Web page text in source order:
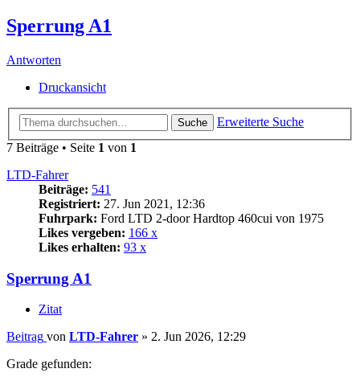
Sperrung A1
Antworten
Druckansicht
Suche
Erweiterte Suche
7 Beiträge • Seite 1 von 1
LTD-Fahrer
Beiträge: 541
Registriert: 27. Jun 2021, 12:36
Fuhrpark: Ford LTD 2-door Hardtop 460cui von 1975
Likes vergeben: 166 x
Likes erhalten: 93 x
Sperrung A1
Zitat
Beitrag von LTD-Fahrer » 2. Jun 2026, 12:29
Grade gefunden: